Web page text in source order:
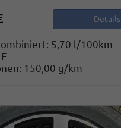
Details
5,70 l/100km
E
150,00 g/km